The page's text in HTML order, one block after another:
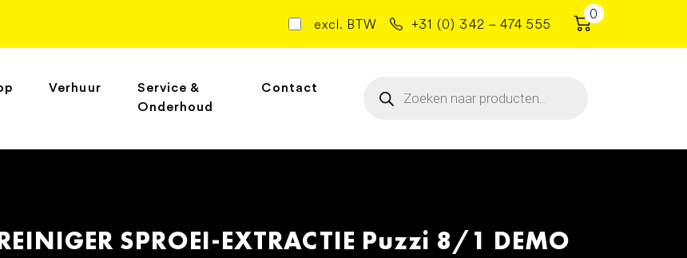
excl. BTW +31 (0) 342 – 474 555
0
Verhuur
Service &
Onderhoud
Contact
zoeken
SPROEI-EXTRACTIE Puzzi 8/1 DEMO